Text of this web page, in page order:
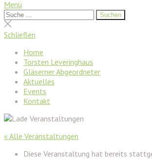
Menü
Suchen
nach:
Suchen
Suche
schließen
Schließen
Home
Torsten Leveringhaus
Gläserner Abgeordneter
Aktuelles
Events
Kontakt
« Alle Veranstaltungen
Diese Veranstaltung hat bereits